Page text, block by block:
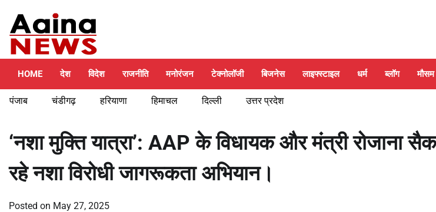
content
HOME देश विदेश राजनीति मनोरंजन टेक्नोलॉजी बिजनेस लाइफ्स्टाइल धर्म ब्लॉग मौसम
पंजाब चंडीगढ़ हरियाणा हिमाचल दिल्ली उत्तर प्रदेश
‘नशा मुक्ति यात्रा’: AAP के विधायक और मंत्री रोजाना
रहे नशा विरोधी जागरूकता अभियान।
Posted on May 27, 2025